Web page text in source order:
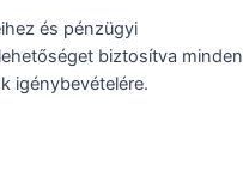
és pénzügyi
biztosítva minden
igénybevételére.